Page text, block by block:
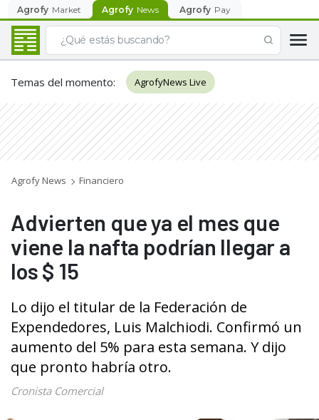
Agrofy Market Agrofy News Agrofy Pay
Temas del momento: AgrofyNews Live
Agrofy News Financiero
Advierten que ya el mes que
viene la nafta podrían llegar a
los $ 15
Lo dijo el titular de la Federación de
Expendedores, Luis Malchiodi. Confirmó un
aumento del 5% para esta semana. Y dijo
que pronto habría otro.
Cronista Comercial